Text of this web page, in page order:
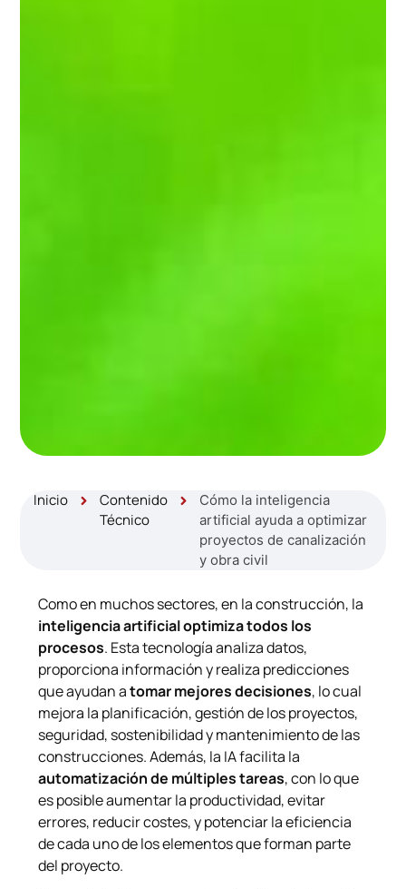
Inicio
Contenido
Técnico
Cómo la inteligencia
artificial ayuda a optimizar
proyectos de canalización
y obra civil
Como en muchos sectores, en la construcción, la
inteligencia artificial optimiza todos los
procesos. Esta tecnología analiza datos,
proporciona información y realiza predicciones
que ayudan atomar mejores decisiones, lo cual
mejora la planificación, gestión de los proyectos,
seguridad, sostenibilidad y mantenimiento de las
construcciones. Además, la IA facilita la
automatización de múltiples tareas, con lo que
es posible aumentar la productividad, evitar
errores, reducir costes, y potenciar la eficiencia
de cada uno de los elementos que forman parte
del proyecto.